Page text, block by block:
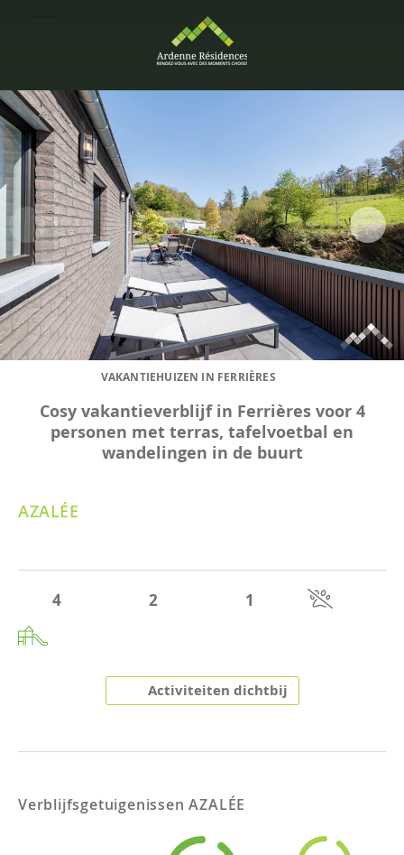
VAKANTIEHUIZEN IN FERRIÈRES
Cosy vakantieverblijf in Ferrières voor 4
personen met terras, tafelvoetbal en
wandelingen in de buurt
AZALÉE
4 2 1
Activiteiten dichtbij
VerblijfsgetuigenissenAZALÉE